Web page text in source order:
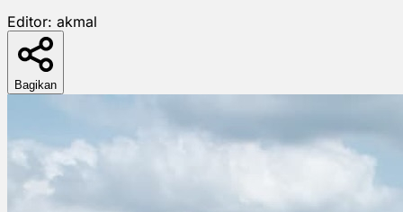
Editor: akmal
Bagikan